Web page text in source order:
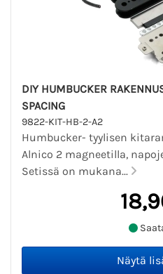
DIY HUMBUCKER
SPACING
9822-KIT-HB-2-A2
Humbucker- tyylisen
Alnico 2 magneetilla,
Setissä on mukana...